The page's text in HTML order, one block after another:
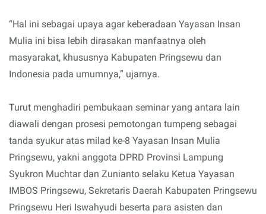
“Hal ini sebagai upaya agar keberadaan Yayasan Insan
Mulia ini bisa lebih dirasakan manfaatnya oleh
masyarakat, khususnya Kabupaten Pringsewu dan
Indonesia pada umumnya,” ujarnya.
Turut menghadiri pembukaan seminar yang antara lain
diawali dengan prosesi pemotongan tumpeng sebagai
tanda syukur atas milad ke-8 Yayasan Insan Mulia
Pringsewu, yakni anggota DPRD Provinsi Lampung
Syukron Muchtar dan Zunianto selaku Ketua Yayasan
IMBOS Pringsewu, Sekretaris Daerah Kabupaten Pringsewu
Pringsewu Heri Iswahyudi beserta para asisten dan